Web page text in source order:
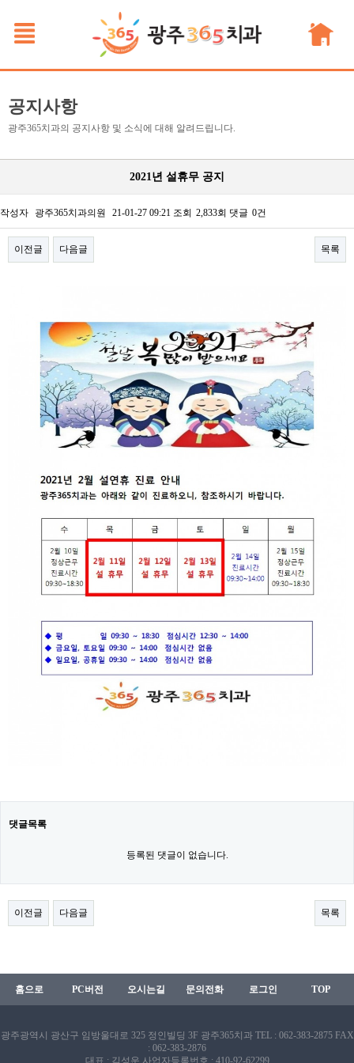
공지사항
광주365치과의 공지사항 및 소식에 대해 알려드립니다.
2021년 설휴무 공지
작성자 광주365치과의원 21-01-27 09:21 조회 2,833회 댓글 0건
이전글 다음글 목록
댓글목록
등록된 댓글이 없습니다.
이전글 다음글 목록
홈으로 PC버전 오시는길 문의전화 로그인 TOP
광주광역시 광산구 임방울대로 325 정인빌딩 3F 광주365치과 TEL : 062-383-2875 FAX
: 062-383-2876
대표 : 김성운 사업자등록번호 : 410-92-62299